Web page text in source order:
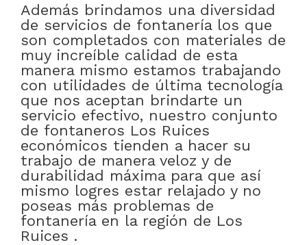
Además brindamos una diversidad
de servicios de fontanería los que
son completados con materiales de
muy increíble calidad de esta
manera mismo estamos trabajando
con utilidades de última tecnología
que nos aceptan brindarte un
servicio efectivo, nuestro conjunto
de fontaneros Los Ruices
económicos tienden a hacer su
trabajo de manera veloz y de
durabilidad máxima para que así
mismo logres estar relajado y no
poseas más problemas de
fontanería en la región de Los
Ruices .